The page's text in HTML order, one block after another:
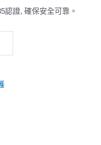
認證, 確保安全可靠。